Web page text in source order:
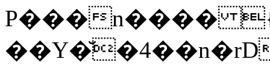
P���n����
��Y�̆�4��n�rD